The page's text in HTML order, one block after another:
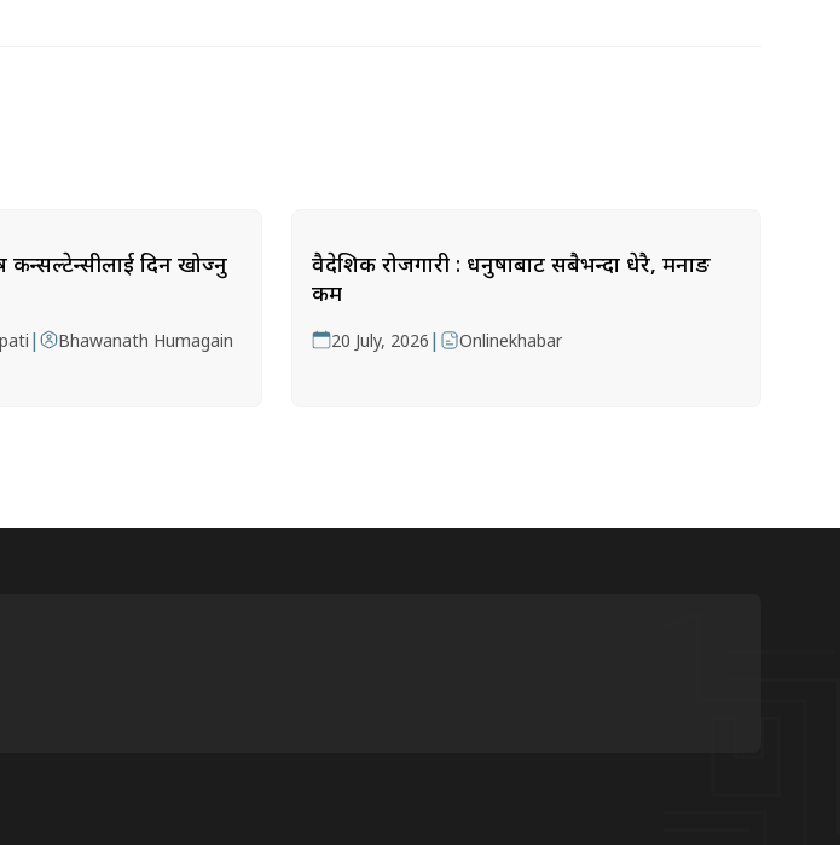
कन्सल्टेन्सीलाई दिन खोज्नु
| Bhawanath Humagain
वैदेशिक रोजगारी : धनुषाबाट सबैभन्दा धेरै, मनाङ
कम
20 July, 2026 | Onlinekhabar